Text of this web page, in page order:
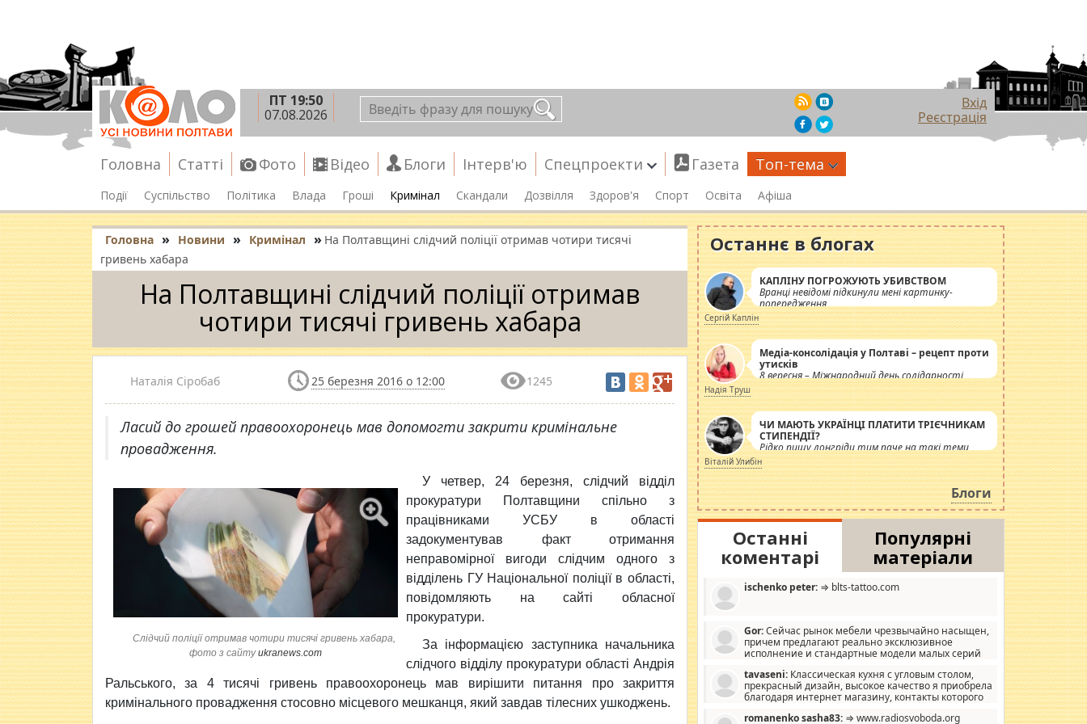
ПТ 19:50
07.08.2026
Вхід
Реєстрація
Головна Статті Фото Відео Блоги Інтерв'ю Спецпроекти Газета Топ-тема
Події Суспільство Політика Влада Гроші Кримінал Скандали Дозвілля Здоров'я Спорт Освіта Афіша
Головна » Новини » Кримінал » На Полтавщині слідчий поліції отримав чотири тисячі
гривень хабара
На Полтавщині слідчий поліції отримав
чотири тисячі гривень хабара
Наталія Сіробаб 25 березня 2016 о 12:00 1245
Ласий до грошей правоохоронець мав допомогти закрити кримінальне
провадження.
Слідчий поліції отримав чотири тисячі гривень хабара,
фото з сайтуukranews.com
У четвер, 24 березня, слідчий відділ
прокуратури Полтавщини спільно з
працівниками УСБУ в області
задокументував факт отримання
неправомірної вигоди слідчим одного з
відділень ГУ Національної поліції в області,
повідомляють на сайті обласної
прокуратури.
За інформацією заступника начальника
слідчого відділу прокуратури області Андрія
Ральського, за 4 тисячі гривень правоохоронець мав вирішити питання про закриття
кримінального провадження стосовно місцевого мешканця, який завдав тілесних ушкоджень.
Останнє в блогах
КАПЛІНУ ПОГРОЖУЮТЬ УБИВСТВОМ
Вранці невідомі підкинули мені картинку-
попередження
Сергій Каплін
Медіа-консолідація у Полтаві – рецепт проти
утисків
8 вересня – Міжнародний день солідарності
журналістів.
Надія Труш
ЧИ МАЮТЬ УКРАЇНЦІ ПЛАТИТИ ТРІЄЧНИКАМ
СТИПЕНДІЇ?
Рідко пишу лонгріди тим паче на такі теми,
але вже просто дістало! Обурюють сьогоднішні
інсенуації навколо стипендіального питання.
Штучно роздувається ще одна соціальна
катастрофа.
Віталій Улибін
Блоги
Останні
коментарі
Популярні
матеріали
ischenko peter: ⇒ blts-tattoo.com
Gor:Сейчас рынок мебели чрезвычайно насыщен,
причем предлагают реально эксклюзивное
исполнение и стандартные модели малых серий
дизайну, мало походит на стандартные формы, в MebelOk,
креативненько и что главное - со вкусом все в порядке,
без ненужных наворотов удорожающих мебель, а это не
tavaseni: Классическая кухня с угловым столом,
прекрасный дизайн, высокое качество я приобрела
благодаря интернет магазину, контакты которого
romanenko sasha83: ⇒ www.radiosvoboda.org